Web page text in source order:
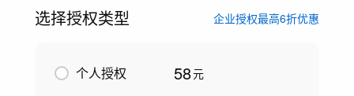
选择授权类型 企业授权最高6折优惠
个人授权 58元